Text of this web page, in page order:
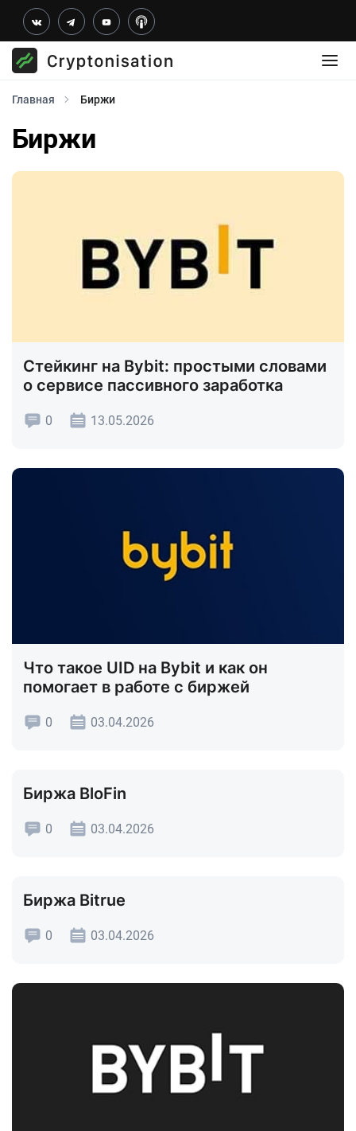
Главная Биржи
Биржи
Стейкинг на Bybit: простыми словами
о сервисе пассивного заработка
0 13.05.2026
Что такое UID на Bybit и как он
помогает в работе с биржей
0 03.04.2026
Биржа BloFin
0 03.04.2026
Биржа Bitrue
0 03.04.2026